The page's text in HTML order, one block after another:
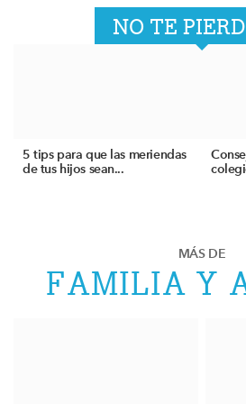
NO TE
5 tips para que las meriendas
de tus hijos sean...
MÁS DE
FAMILIA Y